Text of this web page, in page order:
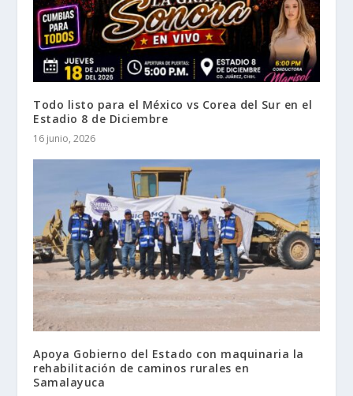
Todo listo para el México vs Corea del Sur en el
Estadio 8 de Diciembre
16 junio, 2026
Apoya Gobierno del Estado con maquinaria la
rehabilitación de caminos rurales en
Samalayuca